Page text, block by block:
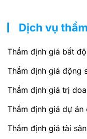
Dịch vụ
Thẩm định giá bất
Thẩm định giá động
Thẩm định giá trị
Thẩm định giá dự án
Thẩm định giá tài